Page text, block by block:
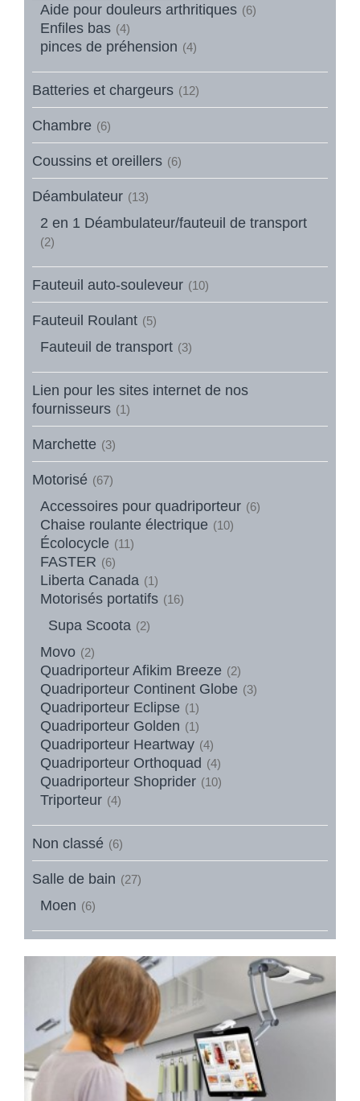
Aide pour douleurs arthritiques (6)
Enfiles bas (4)
pinces de préhension (4)
Batteries et chargeurs (12)
Chambre (6)
Coussins et oreillers (6)
Déambulateur (13)
2 en 1 Déambulateur/fauteuil de transport
(2)
Fauteuil auto-souleveur (10)
Fauteuil Roulant (5)
Fauteuil de transport (3)
Lien pour les sites internet de nos
fournisseurs (1)
Marchette (3)
Motorisé (67)
Accessoires pour quadriporteur (6)
Chaise roulante électrique (10)
Écolocycle (11)
FASTER (6)
Liberta Canada (1)
Motorisés portatifs (16)
Supa Scoota (2)
Movo (2)
Quadriporteur Afikim Breeze (2)
Quadriporteur Continent Globe (3)
Quadriporteur Eclipse (1)
Quadriporteur Golden (1)
Quadriporteur Heartway (4)
Quadriporteur Orthoquad (4)
Quadriporteur Shoprider (10)
Triporteur (4)
Non classé (6)
Salle de bain (27)
Moen (6)